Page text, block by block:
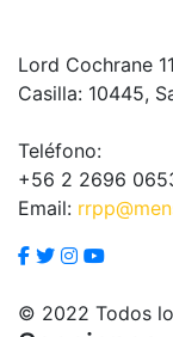
Lord Cochrane
Casilla: 10445,
Teléfono:
+56 2 2696
Email:
© 2022 Todos